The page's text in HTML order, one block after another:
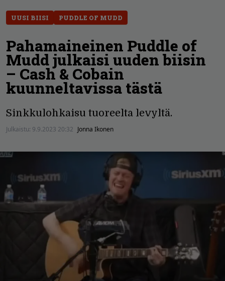
UUSI BIISI PUDDLE OF MUDD
Pahamaineinen Puddle of
Mudd julkaisi uuden biisin
– Cash & Cobain
kuunneltavissa tästä
Sinkkulohkaisu tuoreelta levyltä.
Julkaistu: 9.9.2023 20:32 Jonna Ikonen